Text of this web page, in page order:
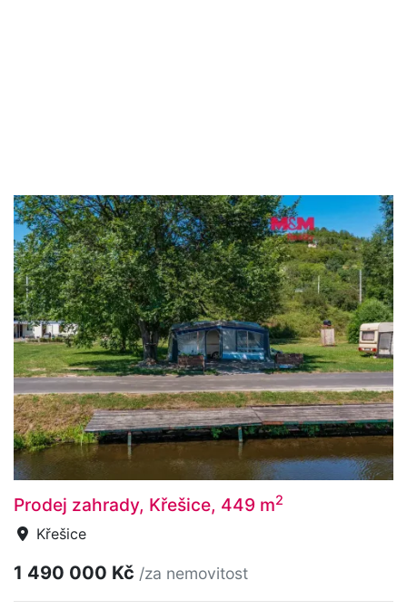
Prodej zahrady, Křešice, 449 m2
Křešice
1 490 000 Kč /za nemovitost